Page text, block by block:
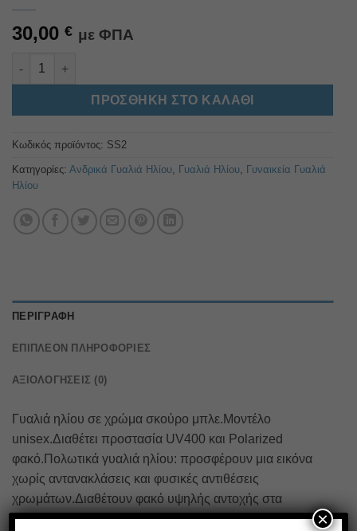
30,00 € με ΦΠΑ
SS2 ποσότητα
ΠΡΟΣΘΉΚΗ ΣΤΟ ΚΑΛΆΘΙ
Alternative:
Κωδικός προϊόντος: SS2
Κατηγορίες: Ανδρικά Γυαλιά Ηλίου, Γυαλιά Ηλίου, Γυναικεία Γυαλιά
Ηλίου
ΠΕΡΙΓΡΑΦΉ
ΕΠΙΠΛΈΟΝ ΠΛΗΡΟΦΟΡΊΕΣ
ΑΞΙΟΛΟΓΉΣΕΙΣ (0)
Γυαλιά ηλίου σε χρώμα σκούρο μπλε.Μοντέλο
unisex.Διαθέτει προστασία UV400 και Polarized
φακό.Πολωτικά γυαλιά ηλίου: προσφέρουν μια εικόνα
χωρίς αντανακλάσεις και φυσικές αντιθέσεις
χρωμάτων.Διαθέτουν φακό υψηλής αντοχής στα
χτυπήματα που παρέχει απόλυτη άνεση χάρη στην
×